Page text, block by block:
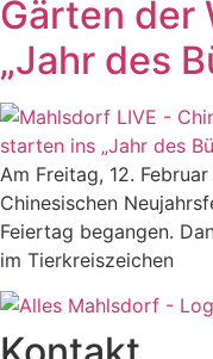
Gärten der
„Jahr des
Am Freitag, 12.
Chinesischen
Feiertag begangen.
im Tierkreiszeichen